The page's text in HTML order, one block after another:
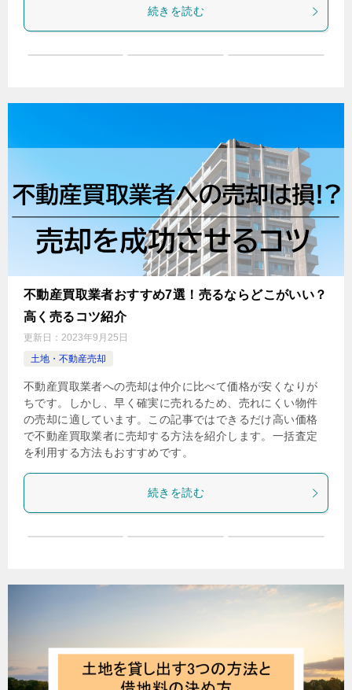
続きを読む
不動産買取業者おすすめ7選！売るならどこがいい？
高く売るコツ紹介
更新日： 2023年9月25日
土地・不動産売却
不動産買取業者への売却は仲介に比べて価格が安くなりが
ちです。しかし、早く確実に売れるため、売れにくい物件
の売却に適しています。この記事ではできるだけ高い価格
で不動産買取業者に売却する方法を紹介します。一括査定
を利用する方法もおすすめです。
続きを読む